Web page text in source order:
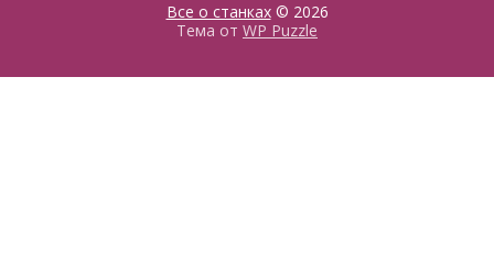
Все о станках© 2026
Тема от WP Puzzle